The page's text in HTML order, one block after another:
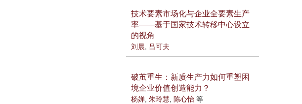
技术要素市场化与企业全要素生产
率——基于国家技术转移中心设立
的视角
刘晨 吕可夫
破茧重生：新质生产力如何重塑困
境企业价值创造能力？
杨婵, 朱玲慧, 陈心怡等